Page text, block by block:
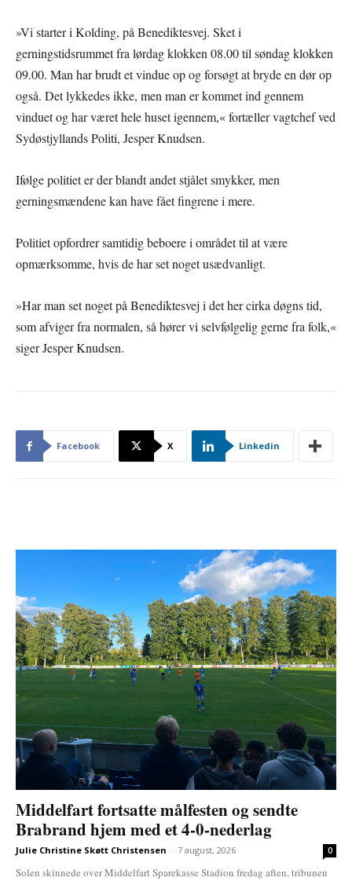
»Vi starter i Kolding, på Benediktesvej. Sket i
gerningstidsrummet fra lørdag klokken 08.00 til søndag klokken
09.00. Man har brudt et vindue op og forsøgt at bryde en dør op
også. Det lykkedes ikke, men man er kommet ind gennem
vinduet og har været hele huset igennem,« fortæller vagtchef ved
Sydøstjyllands Politi, Jesper Knudsen.
Ifølge politiet er der blandt andet stjålet smykker, men
gerningsmændene kan have fået fingrene i mere.
Politiet opfordrer samtidig beboere i området til at være
opmærksomme, hvis de har set noget usædvanligt.
»Har man set noget på Benediktesvej i det her cirka døgns tid,
som afviger fra normalen, så hører vi selvfølgelig gerne fra folk,«
siger Jesper Knudsen.
Facebook X Linkedin
Middelfart fortsatte målfesten og sendte
Brabrand hjem med et 4-0-nederlag
Julie Christine Skøtt Christensen - 7 august, 2026 0
Solen skinnede over Middelfart Sparekasse Stadion fredag aften, tribunen